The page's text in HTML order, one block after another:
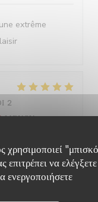
χρησιμοποιεί
να ελέγξετε
ενεργοποιήσετε
extrême
2
ΜΕΝΟΎ: